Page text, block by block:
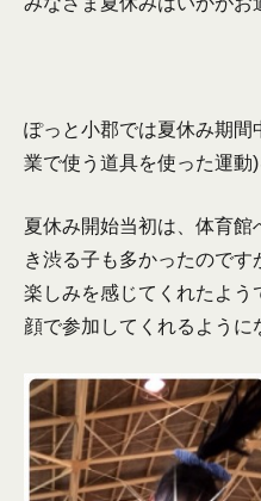
ぽっと小郡では夏休み期間
業で使う道具を使った運動)
夏休み開始当初は、体育
き渋る子も多かったので
楽しみを感じてくれたよ
顔で参加してくれるように